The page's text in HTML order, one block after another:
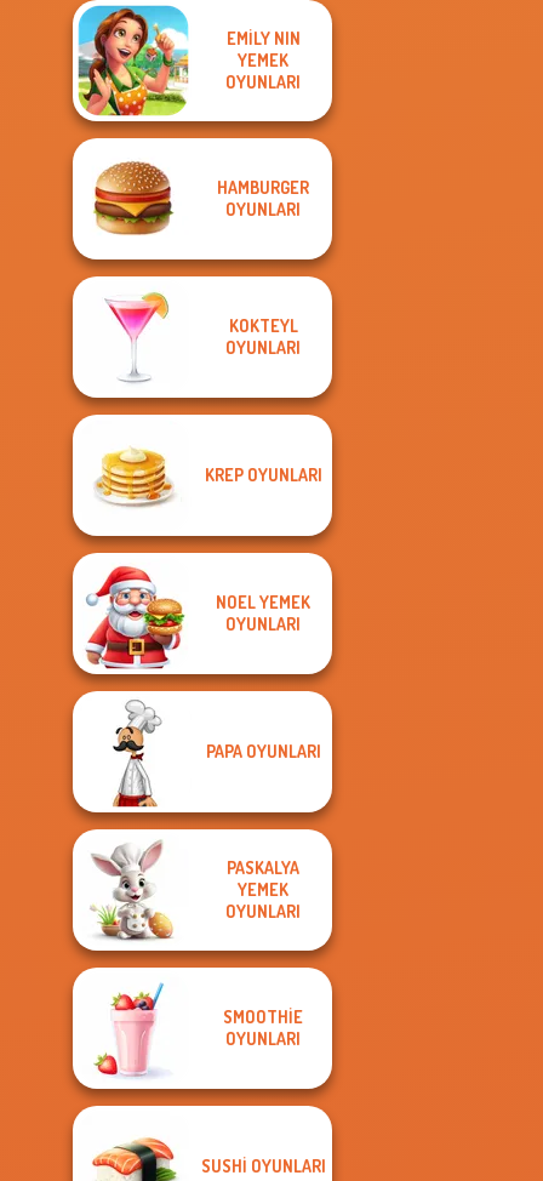
EMILY NIN
YEMEK
OYUNLARI
HAMBURGER
OYUNLARI
KOKTEYL
OYUNLARI
KREP OYUNLARI
NOEL YEMEK
OYUNLARI
PAPA OYUNLARI
PASKALYA
YEMEK
OYUNLARI
SMOOTHIE
OYUNLARI
SUSHI OYUNLARI